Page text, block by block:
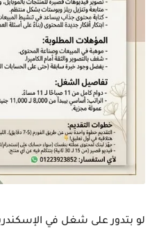
لو بتدور على شغل في